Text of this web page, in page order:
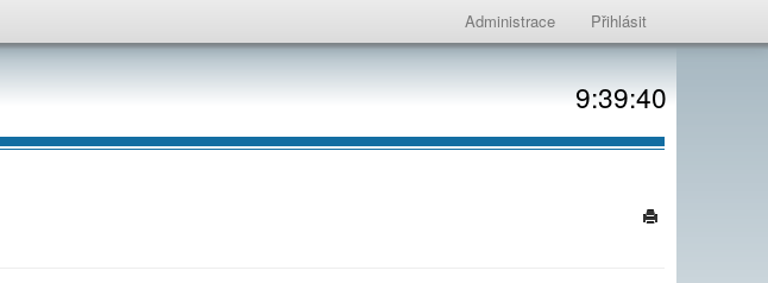
Administrace Přihlásit
9:39:41